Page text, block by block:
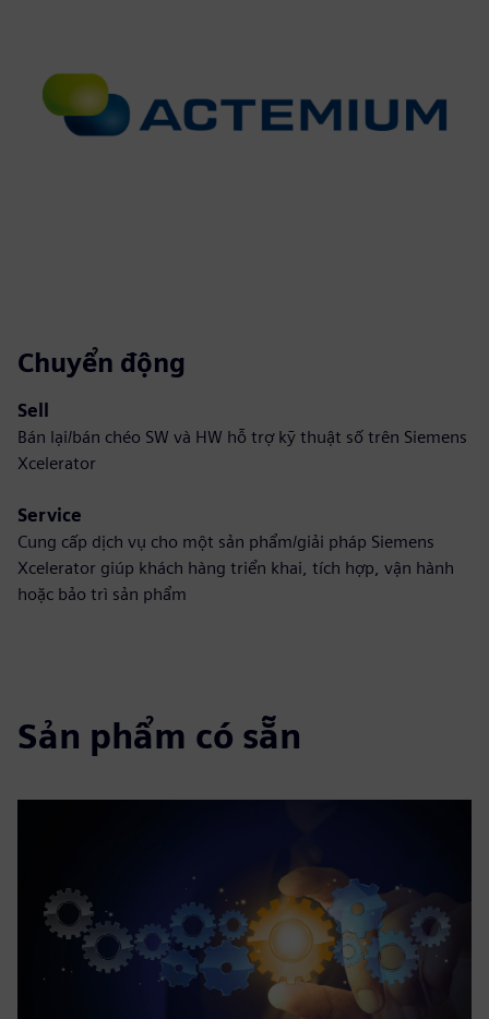
Chuyển động
Sell
Bán lại/bán chéo SW và HW hỗ trợ kỹ thuật số trên Siemens
Xcelerator
Service
Cung cấp dịch vụ cho một sản phẩm/giải pháp Siemens
Xcelerator giúp khách hàng triển khai, tích hợp, vận hành
hoặc bảo trì sản phẩm
Sản phẩm có sẵn